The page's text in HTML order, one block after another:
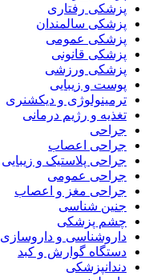
پزشکی رفتاری
پزشکی سالمندان
پزشکی عمومی
پزشکی قانونی
پزشکی ورزشی
پوست و زیبایی
ترمینولوژی و دیکشنری
تغذیه و رژیم درمانی
جراحی
جراحی اعصاب
جراحی پلاستیک و زیبایی
جراحی عمومی
جراحی مغز و اعصاب
جنین شناسی
چشم پزشکی
داروشناسی و داروسازی
دستگاه گوارش و کبد
دندانپزشکی